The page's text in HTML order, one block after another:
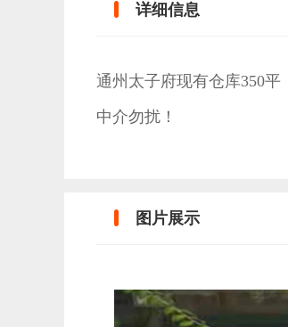
详细信息
通州太子府现有仓库350
中介勿扰！
图片展示